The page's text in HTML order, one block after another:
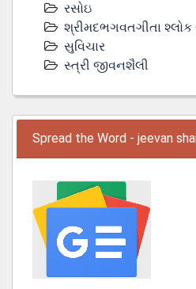
રસોઇ
શ્રીમદભગવતગીતા શ્લોક
સુવિચાર
સ્ત્રી જીવનશૈલી
Spread the Word - jeevan